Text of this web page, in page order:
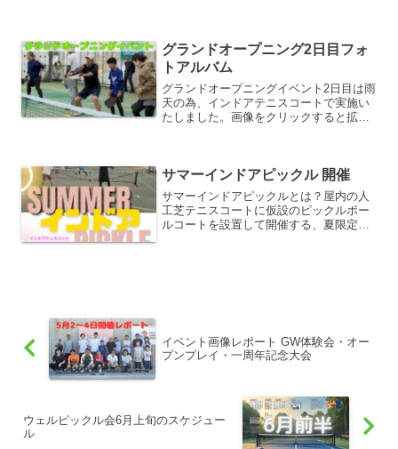
を思う存分楽しんで頂...
グランドオープニング2日目フォ
トアルバム
グランドオープニングイベント2日目は雨
天の為、インドアテニスコートで実施い
たしました。画像をクリックすると拡大
ル交流会レッスン集合写...
サマーインドアピックル 開催
サマーインドアピックルとは？屋内の人
工芝テニスコートに仮設のピックルボー
ルコートを設置して開催する、夏限定の
イベント画像レポート GW体験会・オー
プンプレイ・一周年記念大会
ウェルピックル会6月上旬のスケジュー
ル